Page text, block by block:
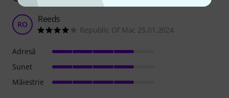
RO Reeds
Republic Of Mac 25.01.2024
Adresă
Sunet
Măiestrie